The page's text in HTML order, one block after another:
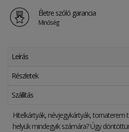
Életre szóló garancia
Minőség
Leírás
Részletek
Szállítás
Hitelkártyák, névjegykártyák, tornaterem
helyük mindegyik számára? Úgy